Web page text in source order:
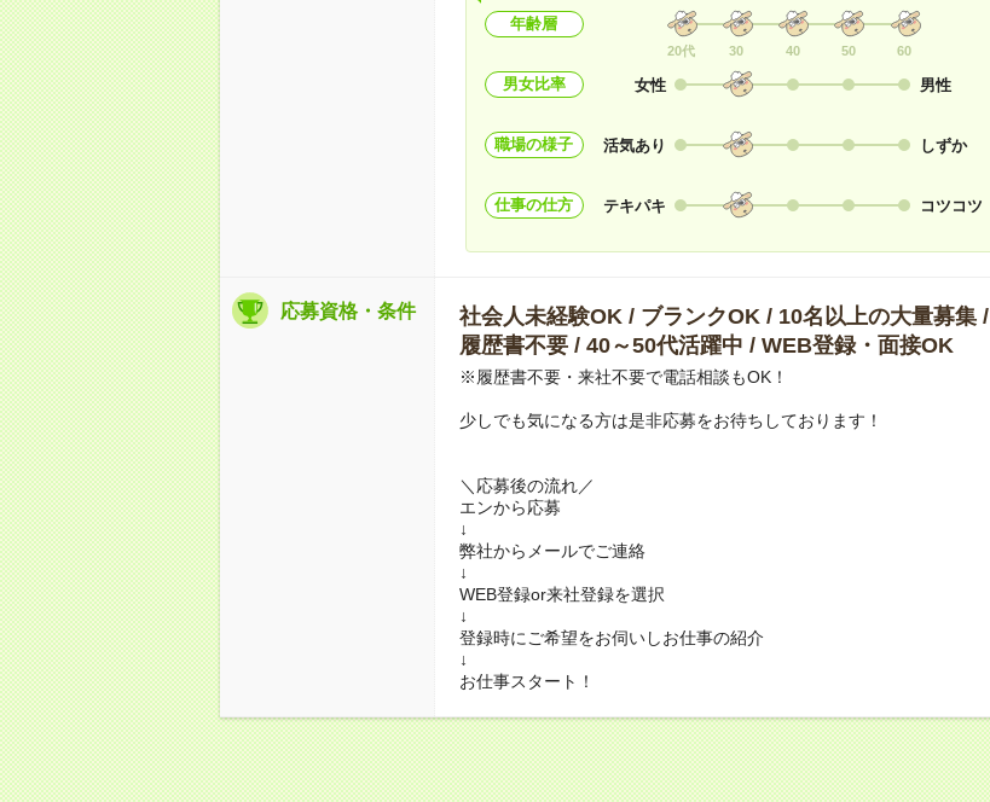
年齢層
20代 30 40 50 60
男女比率 女性 男性
職場の様子 活気あり しずか
仕事の仕方 テキパキ コツコツ
応募資格・条件
社会人未経験OK / ブランクOK / 10名以上の大量募集 /
履歴書不要 / 40～50代活躍中 / WEB登録・面接OK
※履歴書不要・来社不要で電話相談もOK！
少しでも気になる方は是非応募をお待ちしております！
＼応募後の流れ／
エンから応募
↓
弊社からメールでご連絡
↓
WEB登録or来社登録を選択
↓
登録時にご希望をお伺いしお仕事の紹介
↓
お仕事スタート！